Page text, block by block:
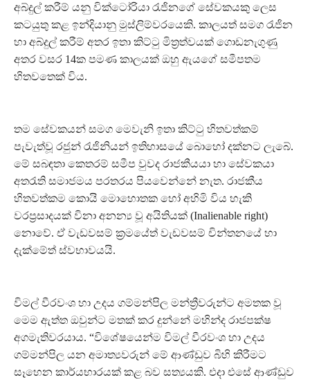
අබ්දුල් කරීම් යනු වික්ටෝරියා රැජිනගේ සේවකයකු ලෙස
කටයුතු කළ ඉන්දියානු මුස්ලිම්වරයෙකි. කාලයත් සමග රැජින
හා අබ්දුල් කරීම් අතර ඉතා කිට්ටු මිත්‍රත්වයක් ගොඩනැගුණු
අතර වසර 14ක පමණ කාලයක් ඔහු ඇයගේ සමීපතම
හිතවතෙක් විය.
තම සේවකයන් සමග මෙවැනි ඉතා කිට්ටු හිතවත්කම්
පැවැත්වූ රජුන් රැජිනියන් ඉතිහාසයේ බොහෝ දක්නට ලැබේ.
මේ සබඳතා කෙතරම් සමීප වුවද රාජකීයයා හා සේවකයා
අතරැති සමාජමය පරතරය පියවෙන්නේ නැත. රාජකීය
හිතවත්කම කොයි මොහොතක හෝ අහිමි විය හැකි
වරප්‍රසාදයක් විනා අනන්‍ය වූ අයිතියක් (Inalienable right)
නොවේ. ඒ වැඩවසම් ක්‍රමයේත් වැඩවසම් චින්තනයේ හා
දැක්මේත් ස්වභාවයයි.
විමල් වීරවංශ හා උදය ගම්මන්පිල මන්ත්‍රීවරුන්ට අමතක වූ
මෙම ඇත්ත ඔවුන්ට මතක් කර දුන්නේ මහින්ද රාජපක්ෂ
අගමැතිවරයාය. “විශේෂයෙන්ම විමල් වීරවංශ හා උදය
ගම්මන්පිල යන අමාත්‍යවරුන් මේ ආණ්ඩුව බිහි කිරීමට
සෑහෙන කාර්යභාරයක් කළ බව සත්‍යයකි. එදා එසේ ආණ්ඩුව